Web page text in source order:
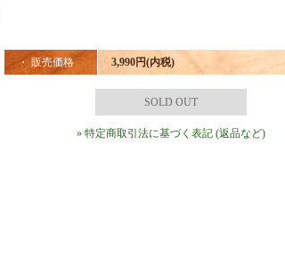
・ 販売価格 3,990円(内税)
SOLD OUT
» 特定商取引法に基づく表記 (返品など)